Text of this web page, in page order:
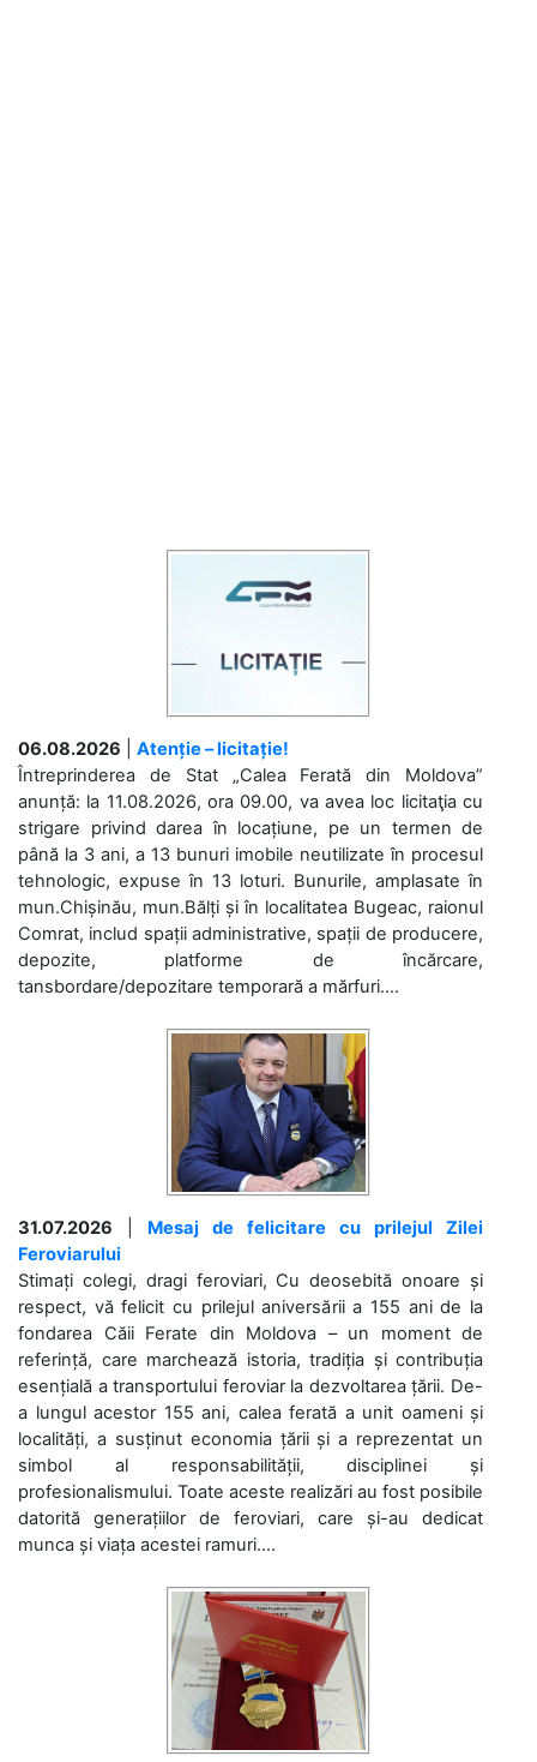
06.08.2026
Atenție – licitație!
Întreprinderea de Stat „Calea Ferată din Moldova”
anunță: la 11.08.2026, ora 09.00, va avea loc licitaţia cu
strigare privind darea în locațiune, pe un termen de
până la 3 ani, a 13 bunuri imobile neutilizate în procesul
tehnologic, expuse în 13 loturi. Bunurile, amplasate în
mun.Chișinău, mun.Bălți și în localitatea Bugeac, raionul
Comrat, includ spații administrative, spații de producere,
depozite, platforme de încărcare,
tansbordare/depozitare temporară a mărfuri....
31.07.2026
Mesaj de felicitare cu prilejul Zilei
Feroviarului
Stimați colegi, dragi feroviari, Cu deosebită onoare și
respect, vă felicit cu prilejul aniversării a 155 ani de la
fondarea Căii Ferate din Moldova – un moment de
referință, care marchează istoria, tradiția și contribuția
esențială a transportului feroviar la dezvoltarea țării. De-
a lungul acestor 155 ani, calea ferată a unit oameni și
localități, a susținut economia țării și a reprezentat un
simbol al responsabilității, disciplinei și
profesionalismului. Toate aceste realizări au fost posibile
datorită generațiilor de feroviari, care și-au dedicat
munca și viața acestei ramuri....